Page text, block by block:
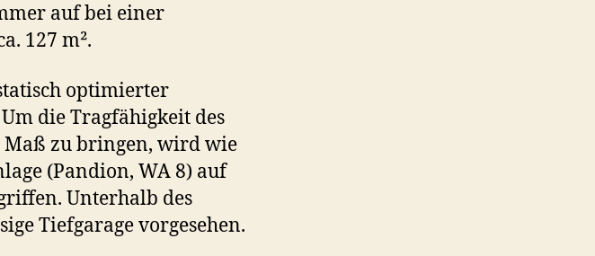
auf bei einer
127 m².
optimierter
die Tragfähigkeit des
zu bringen, wird wie
(Pandion, WA 8) auf
Unterhalb des
Tiefgarage vorgesehen.